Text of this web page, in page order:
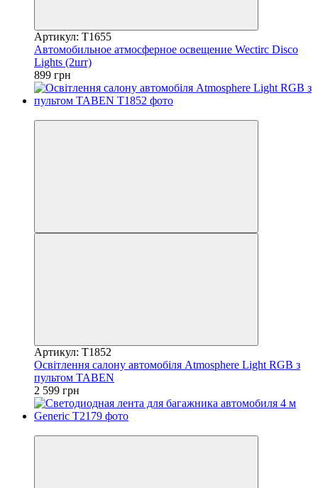
Артикул: T1655
Автомобильное атмосферное освещение Wectirc Disco
Lights (2шт)
899 грн
Артикул: T1852
Освітлення салону автомобіля Atmosphere Light RGB з
пультом TABEN
2 599 грн